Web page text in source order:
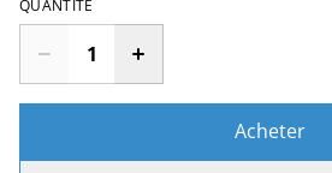
QUANTITÉ
Acheter